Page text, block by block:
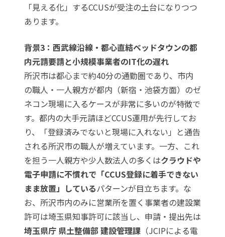
「見える化」するCCUSが受注の土台になりつつ
あります。
背景3：西武線沿線・都心直結ベッドタウンの都
内元請要請と小規模事業者のIT化の遅れ
所沢市は都心まで約40分の通勤圏であり、市内
の職人・一人親方が都内（新宿・池袋方面）のゼ
ネコン現場に入るケースが非常に多いのが特徴で
す。都内の大手元請ほどCCUS運用が先行してお
り、「登録済みでないと現場に入れない」と通告
される所沢市の職人が増えています。一方、これ
を担う一人親方や少人数法人の多くはクラウドや
電子申請に不慣れで「CCUS登録に着手できない
まま放置」しているパターンが目立ちます。な
お、所沢市内のみに営業所を置く事業者の建設業
許可は埼玉県知事許可に該当し、申請・提出先は
埼玉県庁 県土整備部 建設管理課 （JCIPによる電